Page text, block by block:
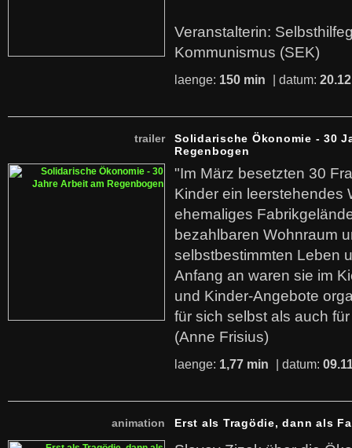
Veranstalterin:
Kommunismus (SEK)
laenge: 150 min | datum:
trailer
Solidarische Ökonomie - 30
Regenbogen
"Im März besetzten 30
Kinder ein leerstehendes
ehemaliges
bezahlbaren Wohnraum
selbstbestimmten Leben
Anfang an waren sie im
und Kinder-Angebote
für sich selbst als auch
(Anne Frisius)
laenge: 1,77 min | datum:
animation Erst als Tragödie, dann als